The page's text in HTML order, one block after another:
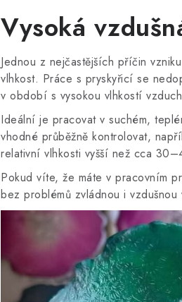
Vysoká
Jednou z nejčastějších příčin
vlhkost. Práce s pryskyřicí se
v období s vysokou vlhkostí
Ideální je pracovat v suchém,
vhodné průběžně kontrolovat,
relativní vlhkosti vyšší než cca
Pokud víte, že máte v pracovním
bez problémů zvládnou i